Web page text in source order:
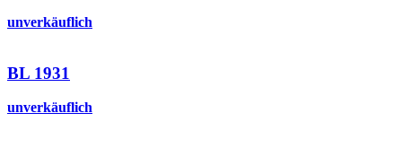
unverkäuflich
BL 1931
unverkäuflich